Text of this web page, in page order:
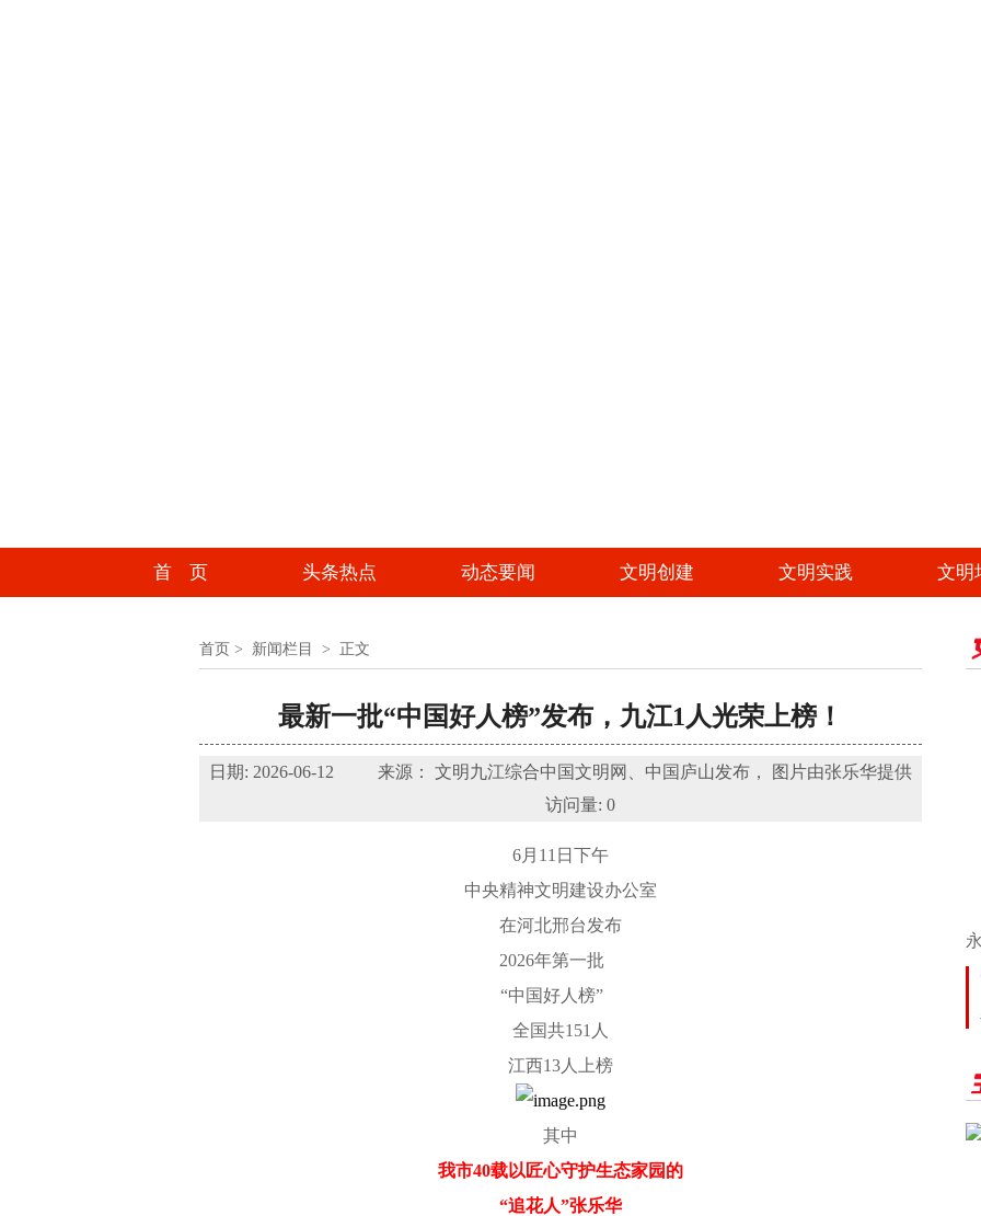
首 页 头条热点 动态要闻 文明创建 文明实践 文明
首页 > 新闻栏目 > 正文
最新一批“中国好人榜”发布，九江1人光荣上榜！
日期: 2026-06-12 来源： 文明九江综合中国文明网、中国庐山发布， 图片由张乐华提供
访问量: 0
6月11日下午
中央精神文明建设办公室
在河北邢台发布
2026年第一批
“中国好人榜”
全国共151人
江西13人上榜
其中
我市40载以匠心守护生态家园的
“追花人”张乐华